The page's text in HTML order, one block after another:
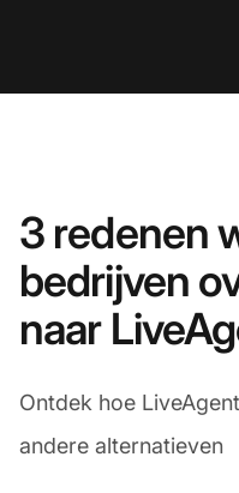
3 redenen
bedrijven
naar
Ontdek hoe
andere alternatieven